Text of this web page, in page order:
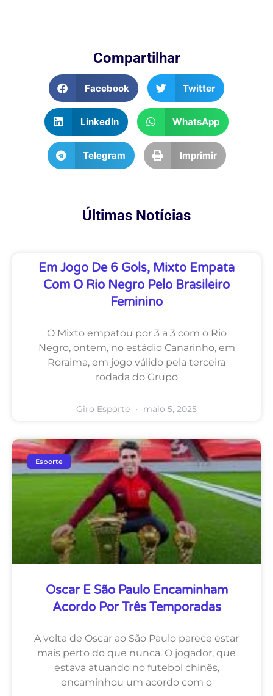
Compartilhar
Facebook Twitter
LinkedIn WhatsApp
Telegram Imprimir
Últimas Notícias
Em Jogo De 6 Gols, Mixto Empata
Com O Rio Negro Pelo Brasileiro
Feminino
O Mixto empatou por 3 a 3 com o Rio
Negro, ontem, no estádio Canarinho, em
Roraima, em jogo válido pela terceira
rodada do Grupo
Giro Esporte maio 5, 2025
Esporte
Oscar E São Paulo Encaminham
Acordo Por Três Temporadas
A volta de Oscar ao São Paulo parece estar
mais perto do que nunca. O jogador, que
estava atuando no futebol chinês,
encaminhou um acordo com o